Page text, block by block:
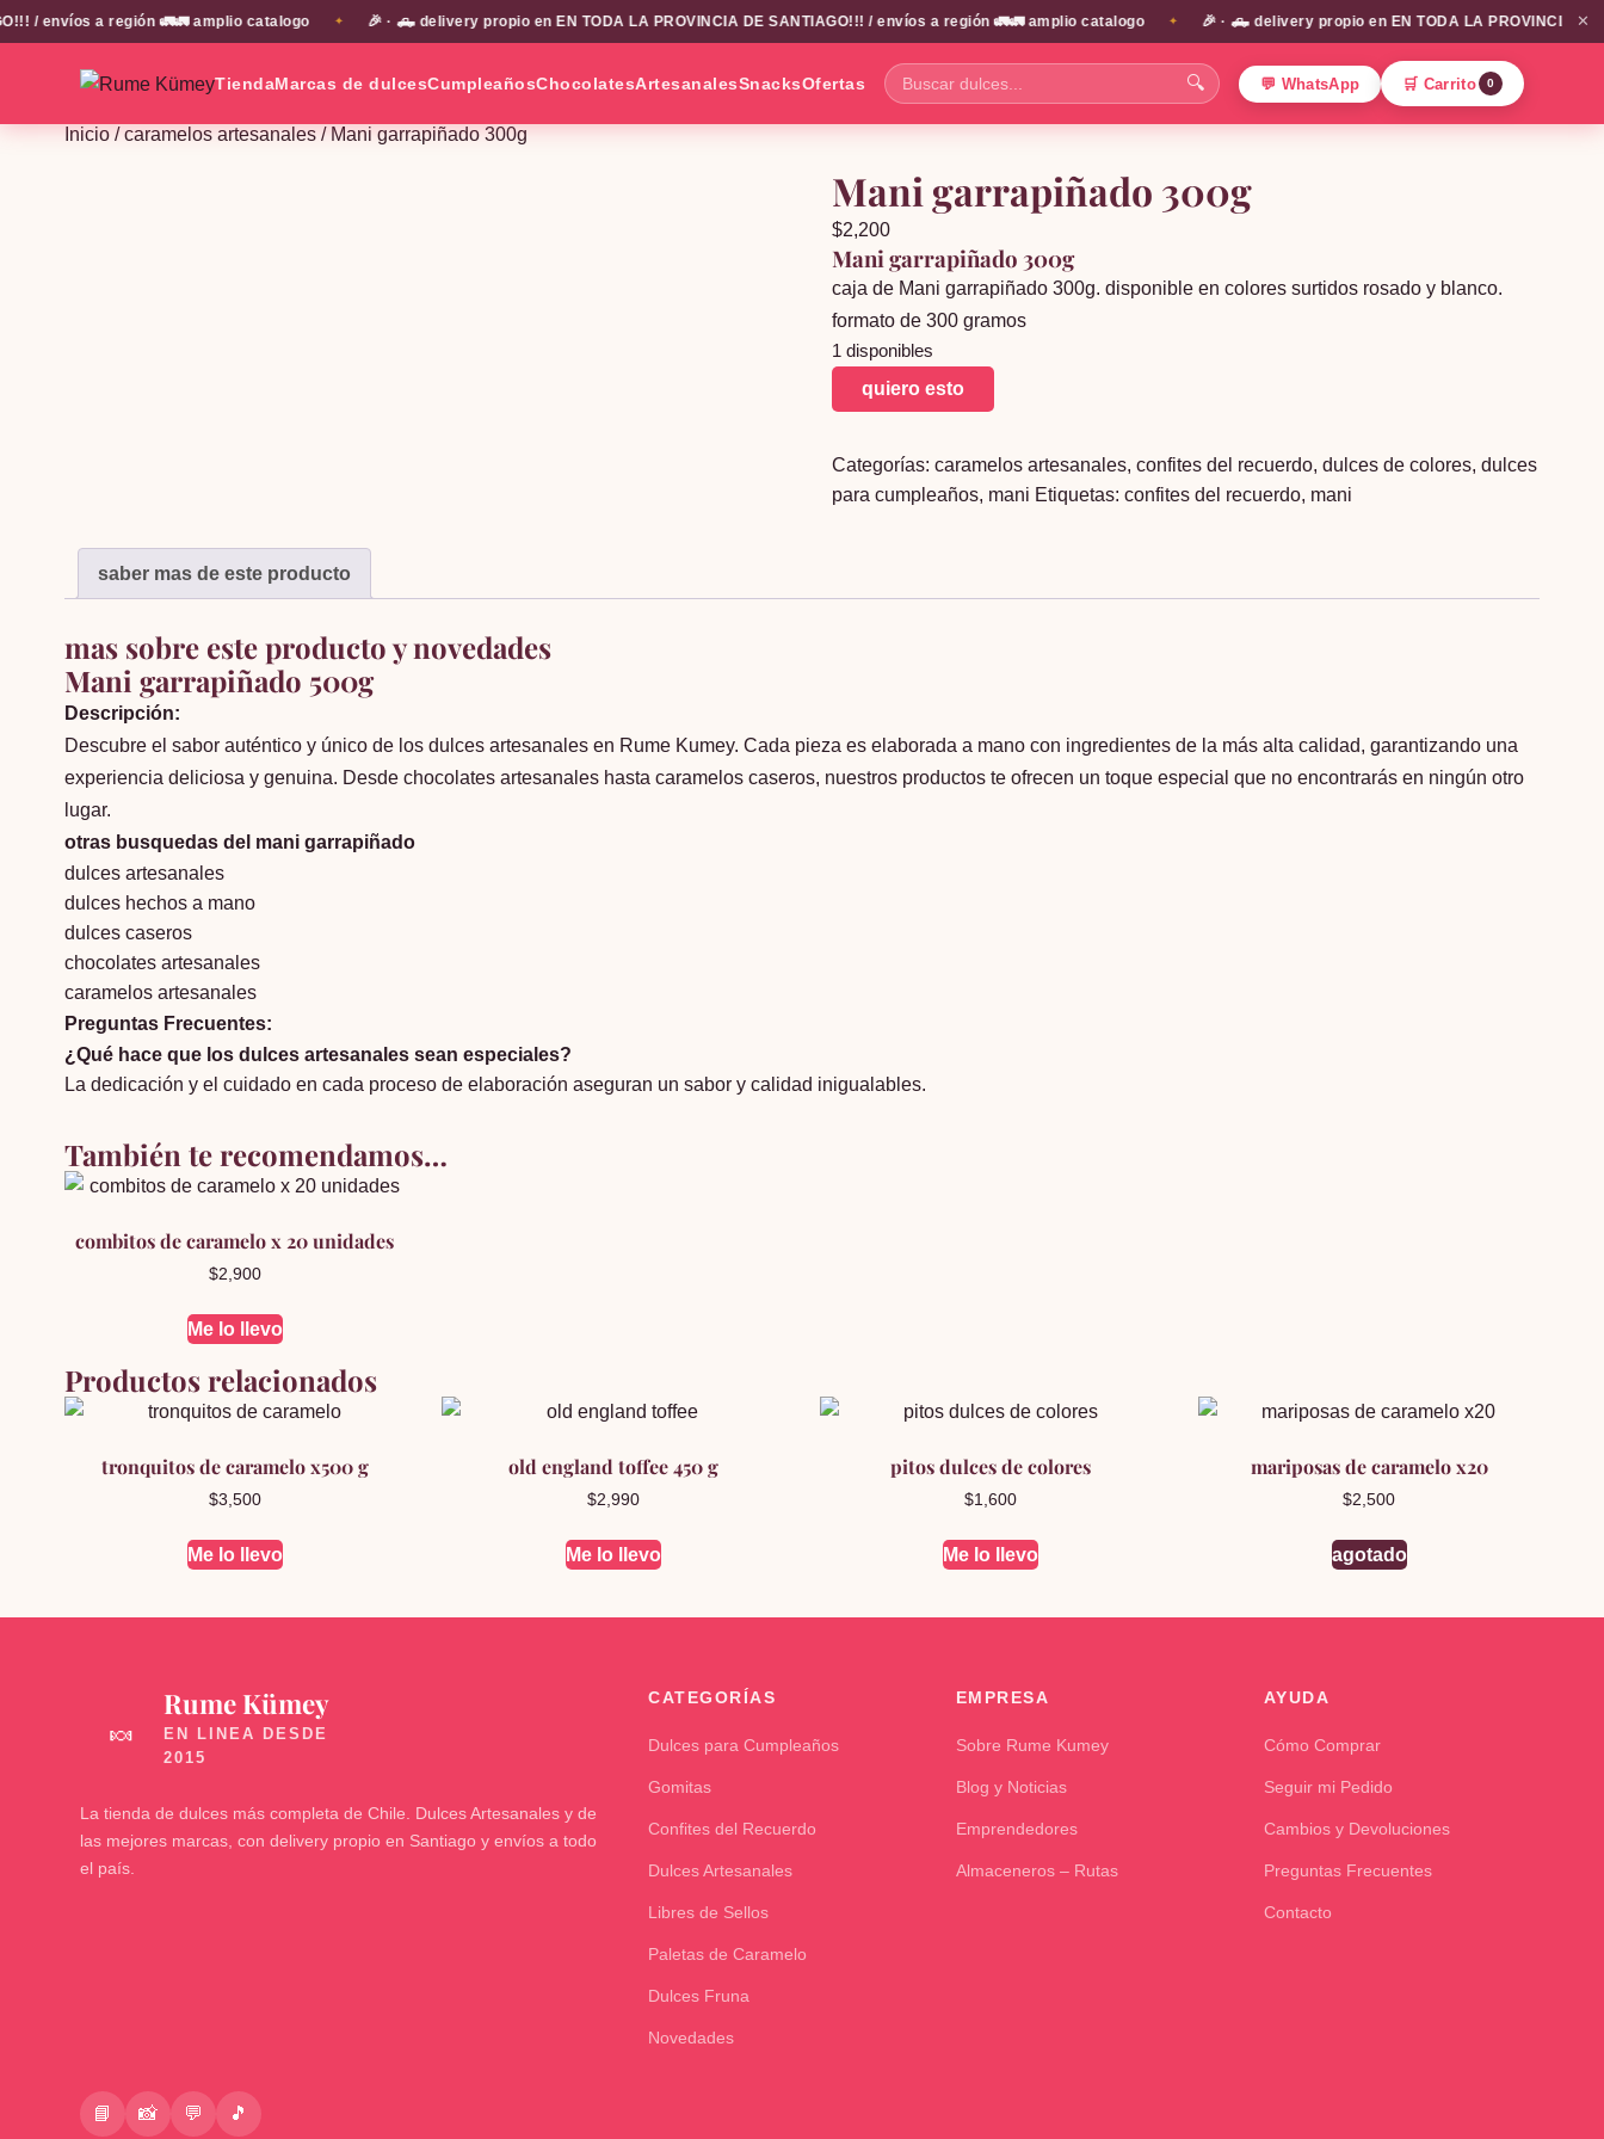
envíos a región 🚛🚛 amplio catalogo ✦ 🎉 · 🛻 delivery propio en EN TODA LA PROVINCIA DE SANTIAGO!!! / envíos a región 🚛🚛 amplio catalogo ✦ 🎉 · 🛻 delivery propio en EN TODA LA PROVINCIA DE ✕
TiendaMarcas de dulcesCumpleañosChocolatesArtesanalesSnacksOfertas
Buscar
dulces...
🔍 💬 WhatsApp 🛒 Carrito 0
Inicio/caramelos artesanales/ Mani garrapiñado 300g
Mani garrapiñado 300g
$2,200
Mani garrapiñado 300g
caja de Mani garrapiñado 300g. disponible en colores surtidos rosado y blanco.
formato de 300 gramos
1 disponibles
Mani
garrapiñado
cantidad
quiero esto
Categorías: caramelos artesanales, confites del recuerdo, dulces de colores, dulces
para cumpleaños, mani Etiquetas: confites del recuerdo, mani
saber mas de este producto
mas sobre este producto y novedades
Mani garrapiñado 500g
Descripción:
Descubre el sabor auténtico y único de los dulces artesanales en Rume Kumey. Cada pieza es elaborada a mano con ingredientes de la más alta calidad, garantizando una
experiencia deliciosa y genuina. Desde chocolates artesanales hasta caramelos caseros, nuestros productos te ofrecen un toque especial que no encontrarás en ningún otro
lugar.
otras busquedas del mani garrapiñado
dulces artesanales
dulces hechos a mano
dulces caseros
chocolates artesanales
caramelos artesanales
Preguntas Frecuentes:
¿Qué hace que los dulces artesanales sean especiales?
La dedicación y el cuidado en cada proceso de elaboración aseguran un sabor y calidad inigualables.
También te recomendamos…
combitos de caramelo x 20 unidades
$2,900
Me lo llevo
Productos relacionados
tronquitos de caramelo x500 g
$3,500
Me lo llevo
old england toffee 450 g
$2,990
Me lo llevo
pitos dulces de colores
$1,600
Me lo llevo
mariposas de caramelo x20
$2,500
agotado
🍬
Rume Kümey
La tienda de dulces más completa de Chile. Dulces Artesanales y de
las mejores marcas, con delivery propio en Santiago y envíos a todo
el país.
📘 📸 💬 🎵
CATEGORÍAS
Dulces para Cumpleaños
Gomitas
Confites del Recuerdo
Dulces Artesanales
Libres de Sellos
Paletas de Caramelo
Dulces Fruna
Novedades
EMPRESA
Sobre Rume Kumey
Blog y Noticias
Emprendedores
Almaceneros – Rutas
AYUDA
Cómo Comprar
Seguir mi Pedido
Cambios y Devoluciones
Preguntas Frecuentes
Contacto